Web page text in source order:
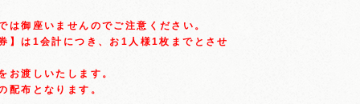
御座いませんのでご注意ください。
】は1会計につき、お1人様1枚までとさせ
お渡しいたします。
配布となります。